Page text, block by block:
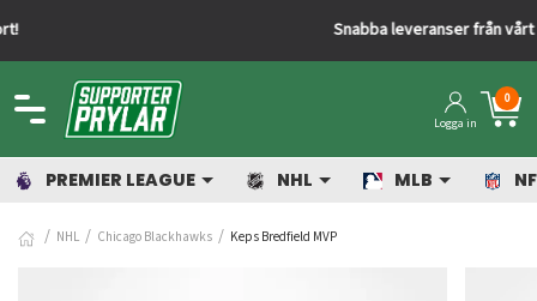
Snabba leveranser från vårt lager
Logga in
0
PREMIER LEAGUE NHL MLB
NHL Chicago Blackhawks Keps Bredfield MVP